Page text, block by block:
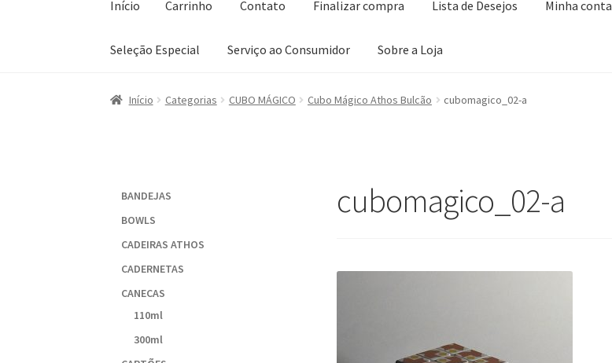
Início Carrinho Contato Finalizar compra Lista de Desejos Minha conta
Seleção Especial Serviço ao Consumidor Sobre a Loja
Início Categorias CUBO MÁGICO Cubo Mágico Athos Bulcão cubomagico_02-a
cubomagico_02-a
BANDEJAS
BOWLS
CADEIRAS ATHOS
CADERNETAS
CANECAS
110ml
300ml